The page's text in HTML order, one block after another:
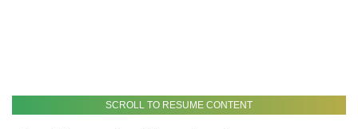
SCROLL TO RESUME CONTENT